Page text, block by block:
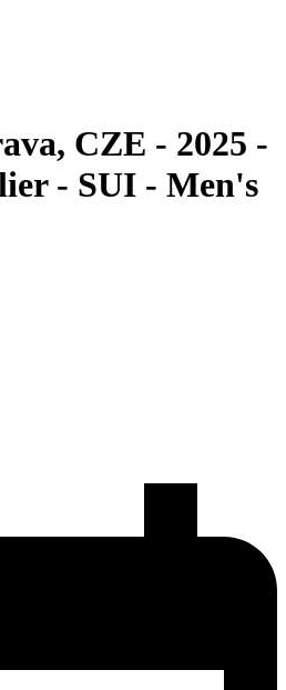
CZE - 2025 -
- SUI - Men's